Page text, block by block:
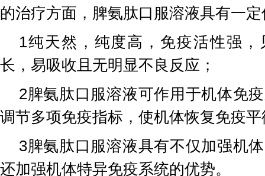
的治疗方面，脾氨肽口服溶液具有一
1纯天然，纯度高，免疫活性强
长，易吸收且无明显不良反应；
2脾氨肽口服溶液可作用于机体免
调节多项免疫指标，使机体恢复免疫
3脾氨肽口服溶液具有不仅加强机
还加强机体特异免疫系统的优势。